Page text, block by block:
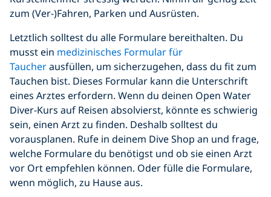
zum (Ver-)Fahren, Parken und Ausrüsten.
Letztlich solltest du alle Formulare bereithalten. Du
musst ein medizinisches Formular für
Taucherausfüllen, um sicherzugehen, dass du fit zum
Tauchen bist. Dieses Formular kann die Unterschrift
eines Arztes erfordern. Wenn du deinen Open Water
Diver-Kurs auf Reisen absolvierst, könnte es schwierig
sein, einen Arzt zu finden. Deshalb solltest du
vorausplanen. Rufe in deinem Dive Shop an und frage,
welche Formulare du benötigst und ob sie einen Arzt
vor Ort empfehlen können. Oder fülle die Formulare,
wenn möglich, zu Hause aus.